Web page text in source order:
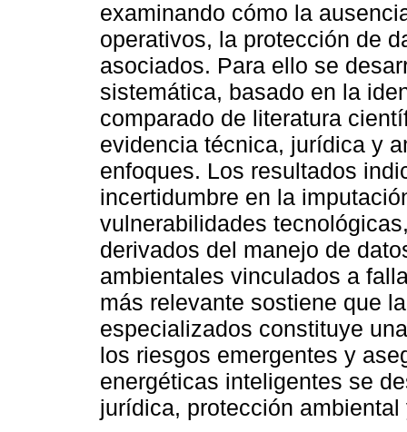
examinando cómo la
operativos, la protección de
asociados. Para ello se
sistemática, basado en la
comparado de literatura
evidencia técnica, jurídica y
enfoques. Los resultados
incertidumbre en la
vulnerabilidades
derivados del manejo de
ambientales vinculados a
más relevante sostiene que
especializados constituye
los riesgos emergentes y
energéticas inteligentes se
jurídica, protección